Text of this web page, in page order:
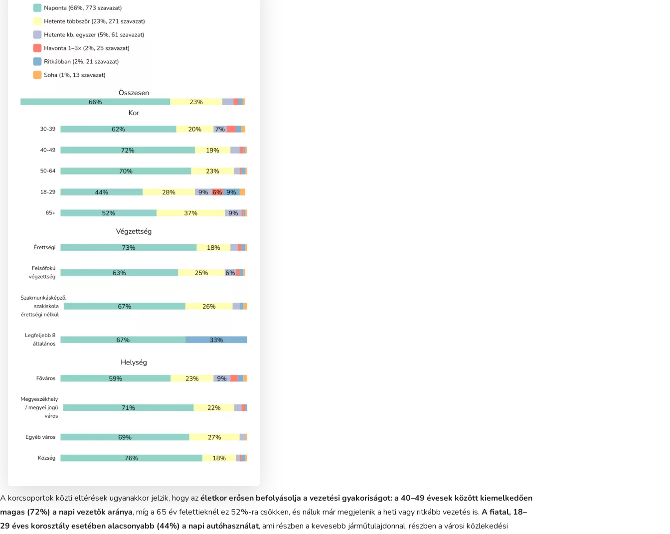
A korcsoportok közti eltérések ugyanakkor jelzik, hogy azéletkor erősen befolyásolja a vezetési gyakoriságot: a 40–49 évesek között kiemelkedően
magas (72%) a napi vezetők aránya, míg a 65 év felettieknél ez 52%-ra csökken, és náluk már megjelenik a heti vagy ritkább vezetés is. A fiatal, 18–
29 éves korosztály esetében alacsonyabb (44%) a napi autóhasználat, ami részben a kevesebb járműtulajdonnal, részben a városi közlekedési